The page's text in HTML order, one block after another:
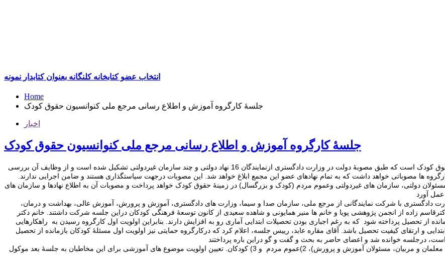
انتخاب عضو کتابخانه کلنگانه بعنوان کتابدار نمونه
Home
جلسۀ کارگروه آموزش و اطلاع رسانی مرجع ملی کنوانسیون حقوق کودک
اخبار
جلسۀ کارگروه آموزش و اطلاع رسانی مرجع ملی کنوانسیون حقوق کودک
کارگروه آموزش و اطلاع رسانی یکی از کارگروه های مرجع ملی کنوانسیون حقوق کودک است که طبق مصوبۀ دولت در وزارت دادگستری ازنمایندگان 16 نهاد دولتی و چند سازمان غیردولتی تشکیل شده است و از وظایف آن بررسی
ها مصوباتی خواهد داشت که به تمام نهادهای عضو این مجمع ابلاغ خواهد شد. این مصوبات درجهت سیاستگذاری هستند و ضامن اجرایی ندارند.
دولتی، سازمان های غیردولتی وعموم مردم (کودک و بزرگسال) در زمینۀ حقوق کودک خواهد پرداخت و مصوبات آن به اطلاع نهادها و سازمان های
کارگروه آموزش و اطلاع رسانی در روز یکشنبه 16 تیر92 در وزارت دادگستری با شرکت نمایندگانی از مرجع ملی، سازمان صدا و سیما، وزارت های دادگستری، آموزش و پرورش، آموزش عالی، بهداشت و درمان،
زاده از انجمن پژوهشی پویا و خانم ها منیر همایونی و شاهده سعیدی از کانون توسعۀ فرهنگی کودکان دراین جلسه شرکت داشتند. خانم دکتر
از تحصیل پرداخته شود که به رغم اجباری بودن تحصیلات ابتدایی آماری رو به افزایش دارند. بنابراین اولویت اول کارگروه رسیدن به راهکارهایی
و ارتقای کیفیت تحصیل باشد. آقای مقاره عابد، رییس جلسه، اعلام کرد که درکارگروه حمایتی نیز اولویت اول مسئلۀ کودکان بازمانده از تحصیل
درپایان جلسه اولویت مخاطبان به این شرح تعیین شد: 1) اولیای تربیتی(والدین، معلمان و مربیان، مسئولان آموزش و پرورش)، 2)عموم مردم و 3) کودکان. تعیین اولویت موضوع های آموزشی برای این مخاطبان به جلسۀ بعد موکول